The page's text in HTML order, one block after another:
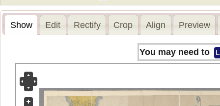
Show Edit Rectify Crop Align Preview
You may need to